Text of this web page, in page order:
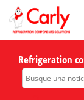
Refrigeration